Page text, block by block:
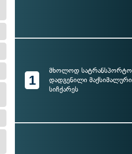
1
მხოლოდ სატრანსპორტო
დადგენილი
სიჩქარეს